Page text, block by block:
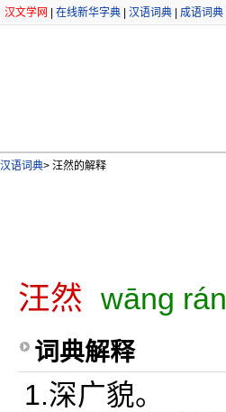
汉文学网 在线新华字典 汉语词典 成语词典
汉语词典> 汪然的解释
汪然 wāng rán
词典解释
1.深广貌。